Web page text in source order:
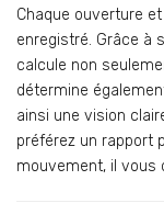
Chaque ouverture
enregistré. Grâce à
calcule non
détermine
ainsi une vision
préférez un rapport
mouvement, il vous